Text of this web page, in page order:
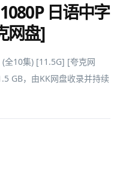
日语中字
网盘]
全10集) [11.5G] [夸克网
GB，由KK网盘收录并持续